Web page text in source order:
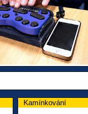
Kamínkování